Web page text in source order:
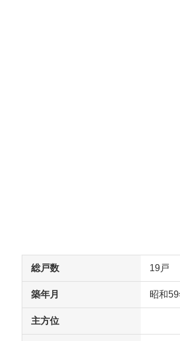
総戸数 19戸
築年月 昭和59
主方位